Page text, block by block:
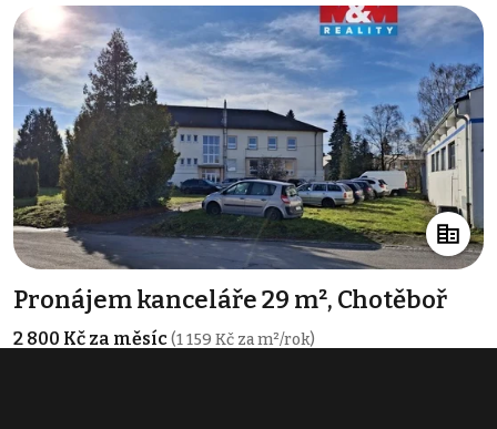
Pronájem kanceláře 29 m², Chotěboř
2 800 Kč za měsíc(1 159 Kč za m²/rok)